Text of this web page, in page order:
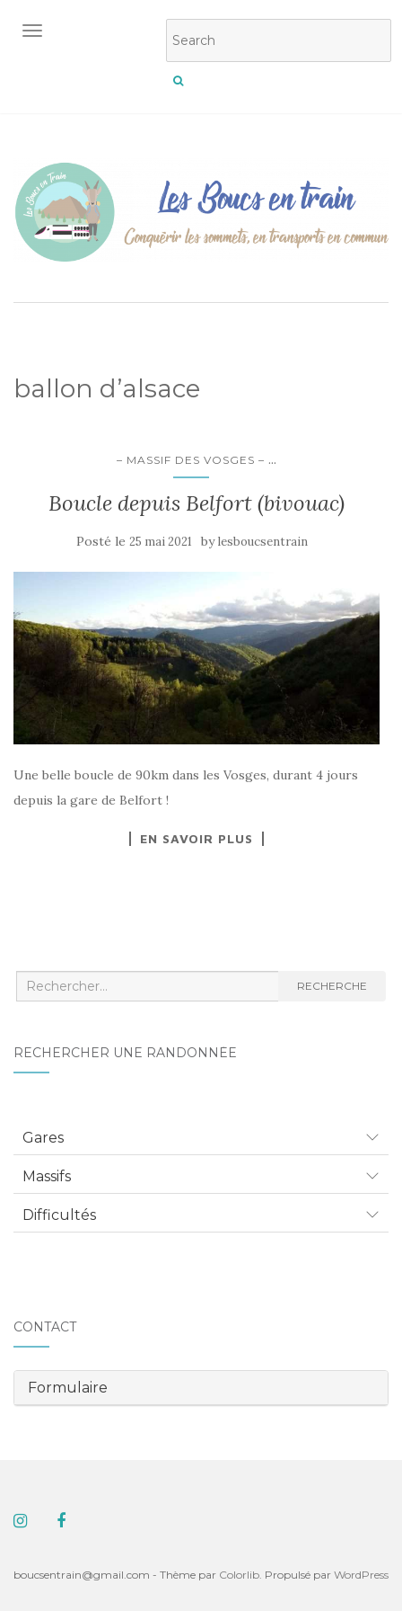
OUVRIR/FERMER LA NAVIGATION
ballon d’alsace
– MASSIF DES VOSGES – ...
Boucle depuis Belfort (bivouac)
Posté le 25 mai 2021 bylesboucsentrain
Une belle boucle de 90km dans les Vosges, durant 4 jours
depuis la gare de Belfort !
EN SAVOIR PLUS
Recherche
RECHERCHE
RECHERCHER UNE RANDONNÉE
Gares
Massifs
Difficultés
CONTACT
Formulaire
boucsentrain@gmail.com - Thème par Colorlib. Propulsé par WordPress